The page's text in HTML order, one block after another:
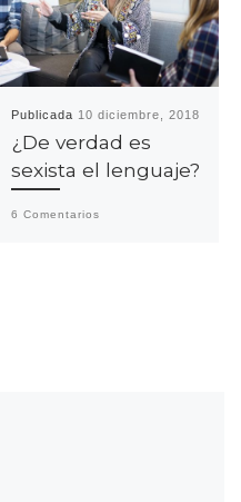
Publicada 10 diciembre, 2018
¿De verdad es
sexista el lenguaje?
6 Comentarios